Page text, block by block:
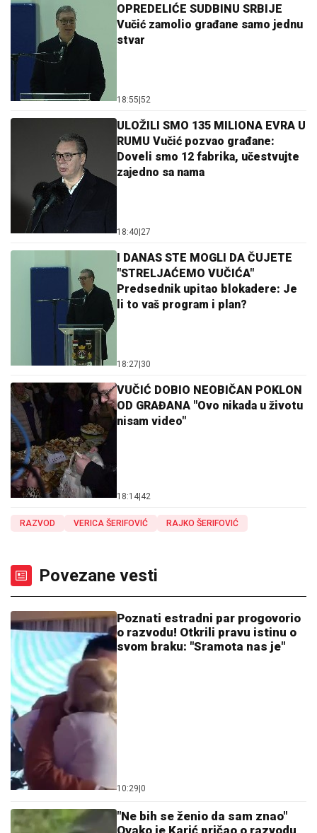
OPREDELIĆE SUDBINU SRBIJE
Vučić zamolio građane samo jednu
stvar
18:55 52
ULOŽILI SMO 135 MILIONA EVRA U
RUMU Vučić pozvao građane:
Doveli smo 12 fabrika, učestvujte
zajedno sa nama
18:40 27
I DANAS STE MOGLI DA ČUJETE
"STRELJAĆEMO VUČIĆA"
Predsednik upitao blokadere: Je
li to vaš program i plan?
18:27 30
VUČIĆ DOBIO NEOBIČAN POKLON
OD GRAĐANA "Ovo nikada u životu
nisam video"
18:14 42
RAZVOD VERICA ŠERIFOVIĆ RAJKO ŠERIFOVIĆ
Povezane vesti
Poznati estradni par progovorio
o razvodu! Otkrili pravu istinu o
svom braku: "Sramota nas je"
10:29 0
"Ne bih se ženio da sam znao"
Ovako je Karić pričao o razvodu